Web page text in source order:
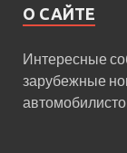
О САЙТЕ
Интересные
зарубежные